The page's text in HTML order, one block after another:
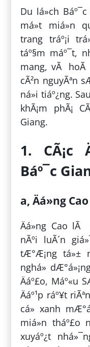
Du lá»ch
má»t miá»n
trang tráº¡i
táº§m máº¯t,
mang, vÃ hoÃ
cÃ²n nguyÃªn
ná»i tiáº¿ng.
khÃ¡m phÃ¡
Giang.
1. CÃ¡c
Báº¯c
a, Äá»ng Cao
Äá»ng Cao
nÃºi luÃ´n
tÆ°Æ¡ng tá»±
nghá»
Äáº£o, Máº«u
Äáº¹p ráº¥t
cá» xanh
miá»n tháº£o
xuyáº¿t